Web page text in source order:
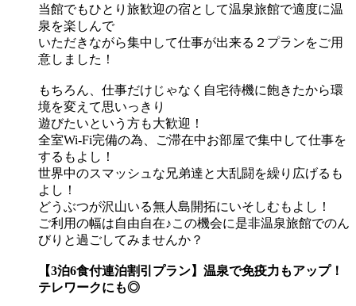
当館でもひとり旅歓迎の宿として温泉旅館で適度に温
泉を楽しんで
いただきながら集中して仕事が出来る２プランをご用
意しました！
もちろん、仕事だけじゃなく自宅待機に飽きたから環
境を変えて思いっきり
遊びたいという方も大歓迎！
全室Wi-Fi完備の為、ご滞在中お部屋で集中して仕事を
するもよし！
世界中のスマッシュな兄弟達と大乱闘を繰り広げるも
よし！
どうぶつが沢山いる無人島開拓にいそしむもよし！
ご利用の幅は自由自在♪この機会に是非温泉旅館でのん
びりと過ごしてみませんか？
【3泊6食付連泊割引プラン】温泉で免疫力もアップ！
テレワークにも◎